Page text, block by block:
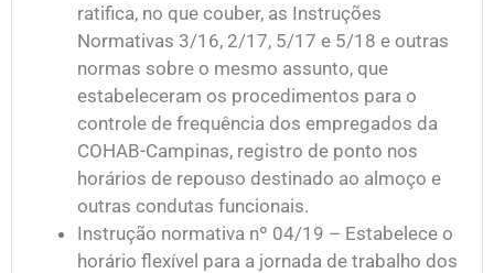
ratifica, no que couber, as Instruções
Normativas 3/16, 2/17, 5/17 e 5/18 e outras
normas sobre o mesmo assunto, que
estabeleceram os procedimentos para o
controle de frequência dos empregados da
COHAB-Campinas, registro de ponto nos
horários de repouso destinado ao almoço e
outras condutas funcionais.
Instrução normativa nº 04/19 – Estabelece o
horário flexível para a jornada de trabalho dos